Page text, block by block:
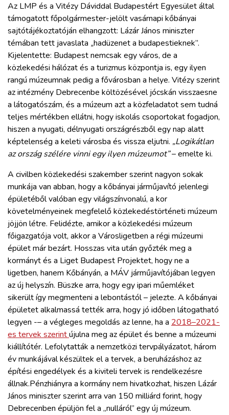
Az LMP és a Vitézy Dáviddal Budapestért Egyesület által
támogatott főpolgármester-jelölt vasárnapi kőbányai
sajtótájékoztatóján elhangzott: Lázár János miniszter
témában tett javaslata „hadüzenet a budapestieknek”.
Kijelentette: Budapest nemcsak egy város, de a
közlekedési hálózat és a turizmus központja is, egy ilyen
rangú múzeumnak pedig a fővárosban a helye. Vitézy szerint
az intézmény Debrecenbe költözésével jócskán visszaesne
a látogatószám, és a múzeum azt a közfeladatot sem tudná
teljes mértékben ellátni, hogy iskolás csoportokat fogadjon,
hiszen a nyugati, délnyugati országrészből egy nap alatt
képtelenség a keleti városba és vissza eljutni. „Logikátlan
az ország szélére vinni egy ilyen múzeumot”– emelte ki.
A civilben közlekedési szakember szerint nagyon sokak
munkája van abban, hogy a kőbányai járműjavító jelenlegi
épületéből valóban egy világszínvonalú, a kor
követelményeinek megfelelő közlekedéstörténeti múzeum
jöjjön létre. Felidézte, amikor a közlekedési múzeum
főigazgatója volt, akkor a Városligetben a régi múzeumi
épület már bezárt. Hosszas vita után győzték meg a
kormányt és a Liget Budapest Projektet, hogy ne a
ligetben, hanem Kőbányán, a MÁV járműjavítójában legyen
az új helyszín. Büszke arra, hogy egy ipari műemléket
sikerült így megmenteni a lebontástól – jelezte. A kőbányai
épületet alkalmassá tették arra, hogy jó időben látogatható
legyen -– a végleges megoldás az lenne, ha a 2018–2021-
es tervek szerintújulna meg az épület és benne a múzeumi
kiállítótér. Lefolytatták a nemzetközi tervpályázatot, három
év munkájával készültek el a tervek, a beruházáshoz az
építési engedélyek és a kiviteli tervek is rendelkezésre
állnak.Pénzhiányra a kormány nem hivatkozhat, hiszen Lázár
János miniszter szerint arra van 150 milliárd forint, hogy
Debrecenben épüljön fel a „nulláról” egy új múzeum.